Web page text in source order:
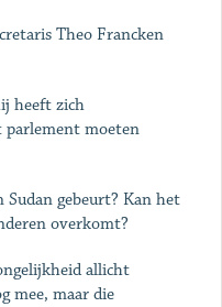
Theo Francken
heeft zich
parlement moeten
gebeurt? Kan het
overkomt?
allicht
mee, maar die